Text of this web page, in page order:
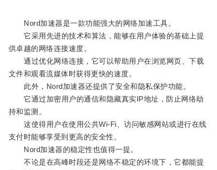
Nord加速器是一款功能强大的网络加速工具。
它采用先进的技术和算法，能够在用户体验的基础上提
供卓越的网络连接速度。
通过优化网络连接，它可以帮助用户在浏览网页、下载
文件和观看流媒体时获得更快的速度。
此外，Nord加速器还提供了安全和隐私保护功能。
它通过加密用户的通信和隐藏真实IP地址，防止网络劫
持和监测。
这使得用户在使用公共Wi-Fi、访问敏感网站或进行在线
支付时能够享受到更高的安全性。
Nord加速器的稳定性也值得一提。
不论是在高峰时段还是网络不稳定的环境下，它都能提